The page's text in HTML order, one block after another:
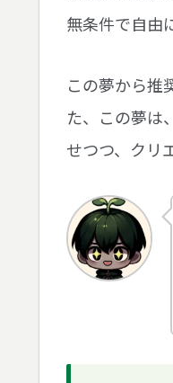
無条件で自由
この夢から推
た、この夢は
せつつ、クリ